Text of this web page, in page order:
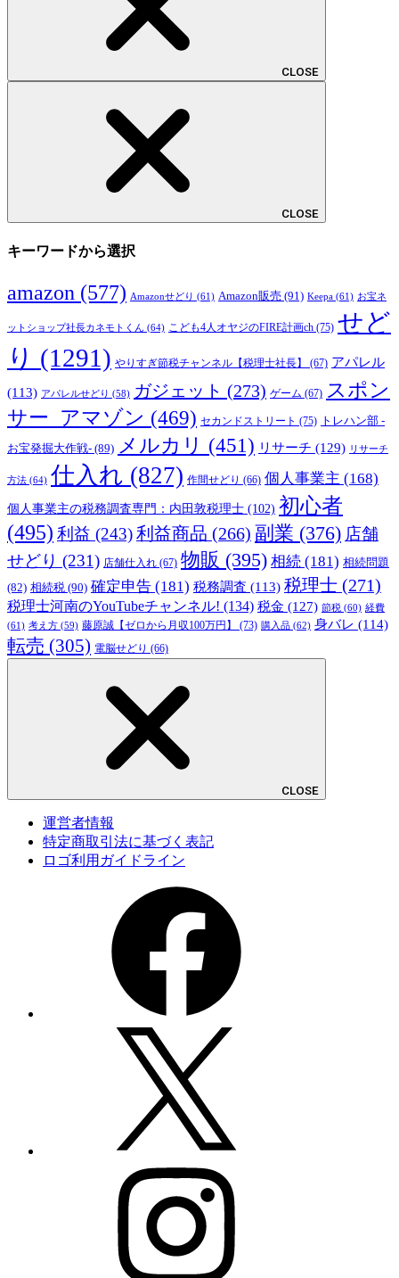
CLOSE
CLOSE
キーワードから選択
amazon (577) Amazonせどり (61) Amazon販売 (91) Keepa (61) お宝ネ
ットショップ社長カネモトくん (64) こども4人オヤジのFIRE計画ch (75) せど
り (1291) やりすぎ節税チャンネル【税理士社長】 (67) アパレル
(113) アパレルせどり (58) ガジェット (273) ゲーム (67) スポン
サー_アマゾン (469) セカンドストリート (75) トレハン部 -
お宝発掘大作戦- (89) メルカリ (451) リサーチ (129) リサーチ
方法 (64) 仕入れ (827) 作間せどり (66) 個人事業主 (168)
個人事業主の税務調査専門：内田敦税理士 (102) 初心者
(495) 利益 (243)利益商品 (266) 副業 (376) 店舗
せどり (231) 店舗仕入れ (67) 物販 (395) 相続 (181) 相続問題
(82) 相続税 (90) 確定申告 (181) 税務調査 (113) 税理士 (271)
税理士河南のYouTubeチャンネル! (134) 税金 (127) 節税 (60) 経費
(61) 考え方 (59) 藤原誠【ゼロから月収100万円】 (73) 購入品 (62) 身バレ (114)
転売 (305) 電脳せどり (66)
CLOSE
運営者情報
特定商取引法に基づく表記
ロゴ利用ガイドライン